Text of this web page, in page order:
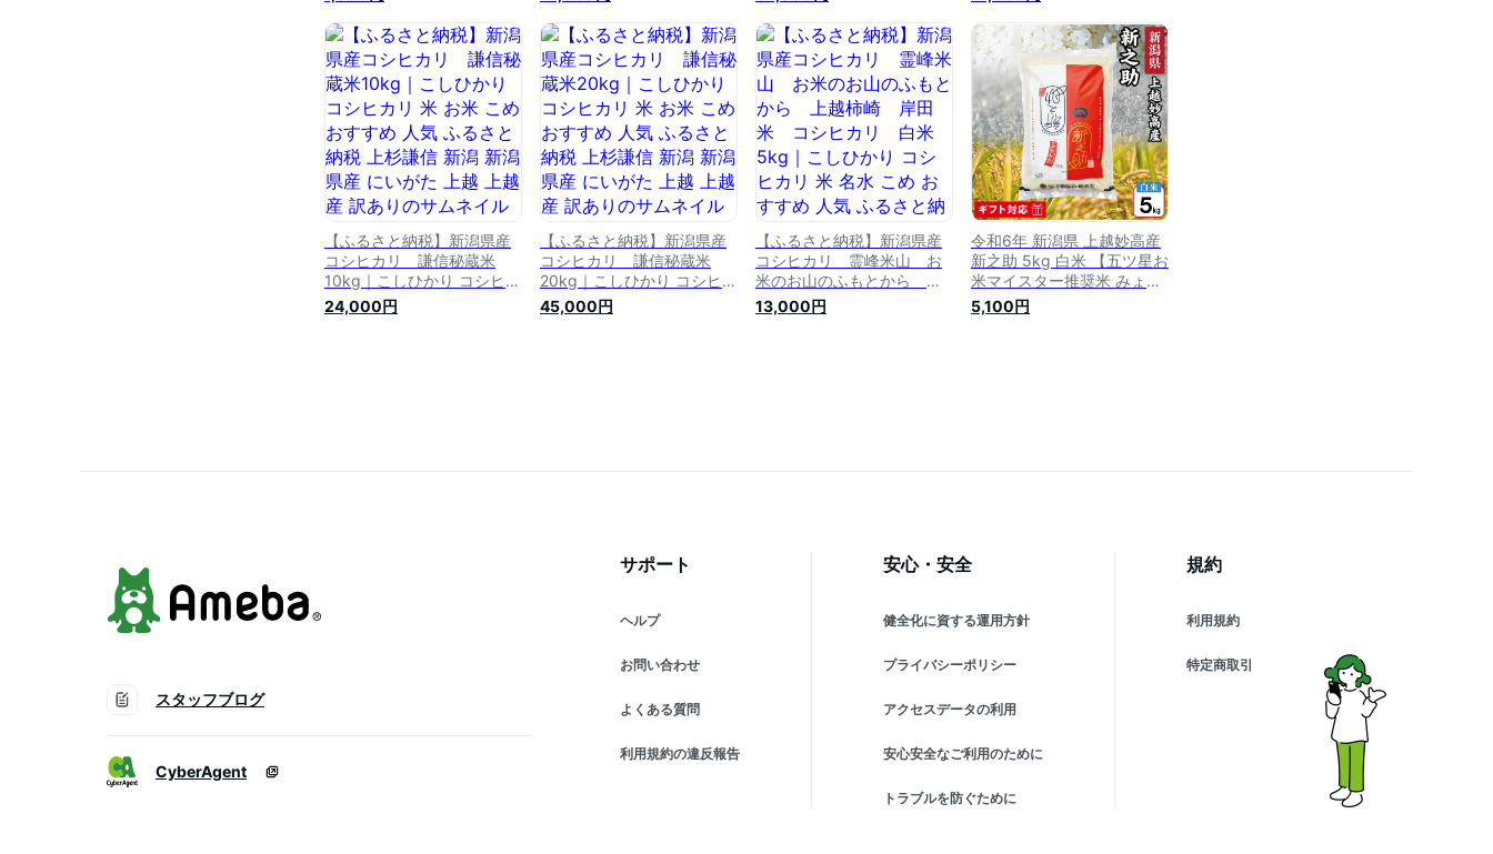
ふるさと納税 新潟 新潟県産
にいがた 上越 上越産 お届
け：受注確認後10日以内に
発送致します。
気 ふるさと納税 上杉謙信
新潟 新潟県産 にいがた 上
越 上越産
納税 新潟 新潟県産 お届
け：ご入金確認後、順次発
送いたします。
【ふるさと納税】新潟県産
コシヒカリ 謙信秘蔵米
10kg｜こしひかり コシヒカ
リ 米 お米 こめ おすすめ 人
気 ふるさと納税 上杉謙信
24,000円
【ふるさと納税】新潟県産
コシヒカリ 謙信秘蔵米
20kg｜こしひかり コシヒカ
リ 米 お米 こめ おすすめ 人
気 ふるさと納税 上杉謙信
45,000円
【ふるさと納税】新潟県産
コシヒカリ 霊峰米山 お
米のお山のふもとから 上
越柿崎 岸田米 コシヒカ
リ 白米5kg｜こしひかり
13,000円
令和6年 新潟県 上越妙高産
新之助 5kg 白米 【五ツ星お
米マイスター推奨米 みょう
こう推奨品】 新潟県産 上越
産 妙高産 新潟 しんのすけ
5,100円
スタッフブログ
CyberAgent
サポート
ヘルプ
お問い合わせ
よくある質問
利用規約の違反報告
安心・安全
健全化に資する運用方針
プライバシーポリシー
アクセスデータの利用
安心安全なご利用のために
トラブルを防ぐために
規約
利用規約
特定商取引